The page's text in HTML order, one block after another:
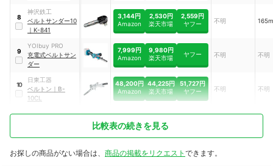
KA3000
8
神沢鉄工
ベルトサンダー10
｜ K-841
3,144円
Amazon
2,530円
楽天市場
2,559円
ヤフー
不明
9
YOIbuy PRO
充電式ベルトサン
ダー
7,999円
Amazon
9,980円
楽天市場
ヤフー 不明 不明
10
日東工器
ベルトン ｜ B-
10CL
48,200円
Amazon
44,225円
楽天市場
51,727円
ヤフー
不明 不明
比較表の続きを見る
お探しの商品がない場合は、 商品の掲載をリクエスト できます。